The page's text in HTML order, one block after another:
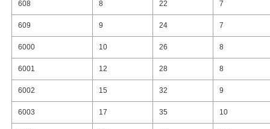
608 8 22 7
609 9 24 7
6000 10 26 8
6001 12 28 8
6002 15 32 9
6003 17 35 10